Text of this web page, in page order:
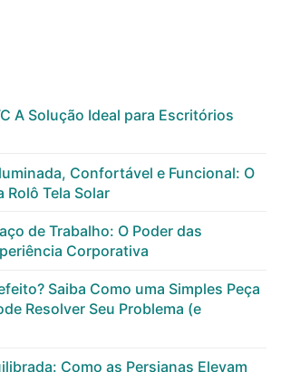
A Solução Ideal para Escritórios
Confortável e Funcional: O
Rolô Tela Solar
de Trabalho: O Poder das
Corporativa
Saiba Como uma Simples Peça
Resolver Seu Problema (e
Como as Persianas Elevam